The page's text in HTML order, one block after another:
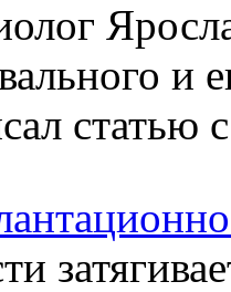
и
статью